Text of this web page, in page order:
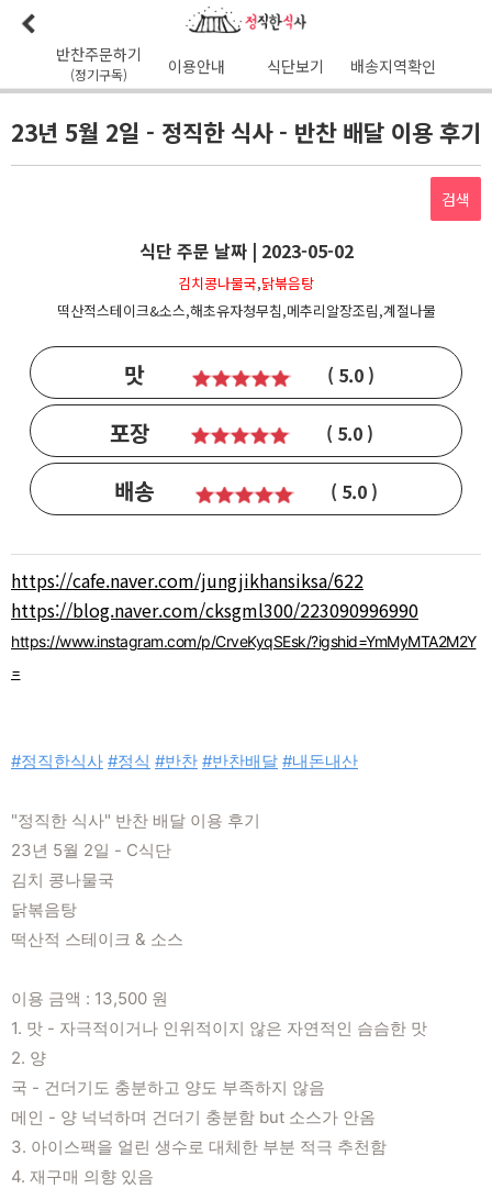
반찬주문하기
(정기구독) 이용안내 식단보기 배송지역확인
식단사진 1:1문의 공지사항 이달의식단 다음달식단
오전
무통장입금 :기업은행 345-138974-01-026
유진혁(정직한식사)
23년 5월 2일 - 정직한 식사 - 반찬 배달 이용 후기
검색
식단 주문 날짜 | 2023-05-02
김치콩나물국,닭볶음탕
떡산적스테이크&소스,해초유자청무침,메추리알장조림,계절나물
맛 ( 5.0 )
포장 ( 5.0 )
배송 ( 5.0 )
https://cafe.naver.com/jungjikhansiksa/622
https://blog.naver.com/cksgml300/223090996990
https://www.instagram.com/p/CrveKyqSEsk/?igshid=YmMyMTA2M2Y
=
#정직한식사 #정식 #반찬 #반찬배달 #내돈내산
"정직한 식사" 반찬 배달 이용 후기
23년 5월 2일 - C식단
김치 콩나물국
닭볶음탕
떡산적 스테이크 & 소스
이용 금액 : 13,500 원
1. 맛 - 자극적이거나 인위적이지 않은 자연적인 슴슴한 맛
2. 양
국 - 건더기도 충분하고 양도 부족하지 않음
메인 - 양 넉넉하며 건더기 충분함 but 소스가 안옴
3. 아이스팩을 얼린 생수로 대체한 부분 적극 추천함
4. 재구매 의향 있음